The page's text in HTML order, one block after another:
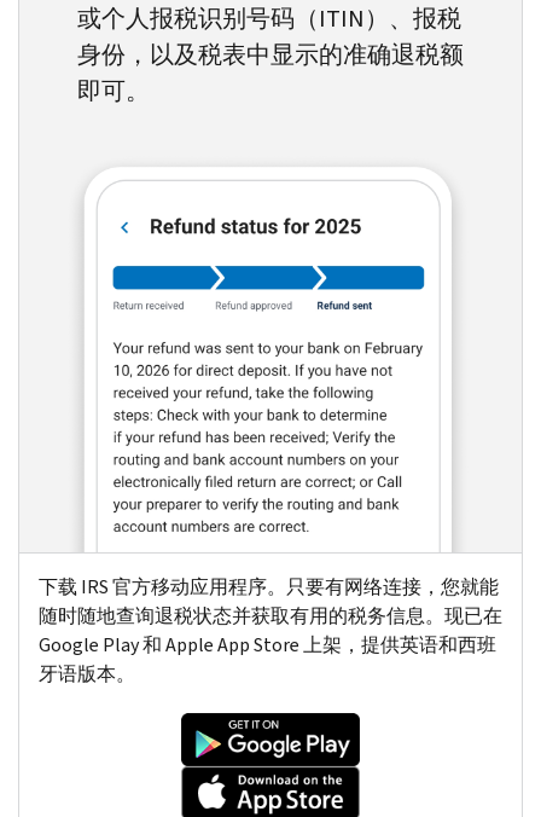
或个人报税识别号码（ITIN）、报税
身份，以及税表中显示的准确退税额
即可。
下载 IRS官方移动应用程序。只要有网络连接，您就能
随时随地查询退税状态并获取有用的税务信息。现已在
Google Play和Apple App Store上架，提供英语和西班
牙语版本。